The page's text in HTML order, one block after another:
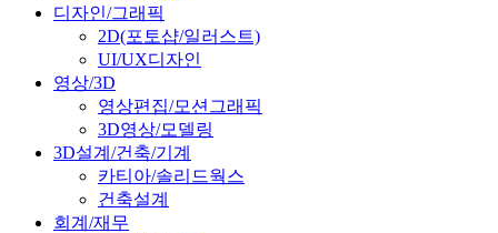
디자인/그래픽
2D(포토샵/일러스트)
UI/UX디자인
영상/3D
영상편집/모션그래픽
3D영상/모델링
3D설계/건축/기계
카티아/솔리드웍스
건축설계
회계/재무